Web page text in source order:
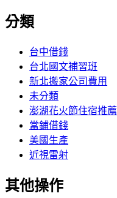
分類
台中借錢
台北國文補習班
新北搬家公司費用
未分類
澎湖花火節住宿推薦
當鋪借錢
美國生產
近視雷射
其他操作